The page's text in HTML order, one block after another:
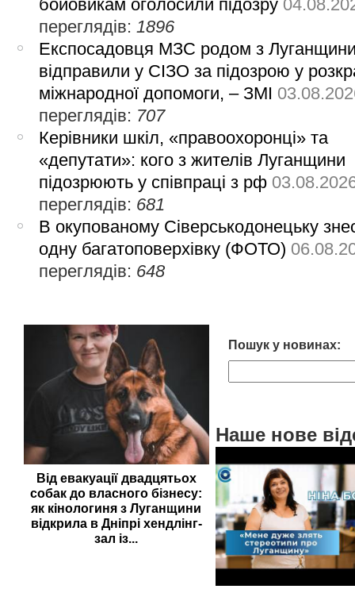
бойовикам оголосили підозру
переглядів:1896
Експосадовця МЗС родом з
відправили у СІЗО за підозрою у
міжнародної допомоги, – ЗМІ
переглядів: 707
Керівники шкіл, «правоохоронці» та
«депутати»: кого з жителів Луганщини
підозрюють у співпраці з рф
переглядів: 681
В окупованому Сіверськодонецьку
одну багатоповерхівку (ФОТО)
переглядів: 648
Від евакуації двадцятьох
собак до власного бізнесу:
як кінологиня з Луганщини
відкрила в Дніпрі хендлінг-
зал із...
Пошук у новинах:
Наше нове